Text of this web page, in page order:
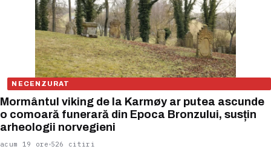
NECENZURAT
Mormântul viking de la Karmøy ar putea ascunde
o comoară funerară din Epoca Bronzului, susțin
arheologii norvegieni
acum 19 ore 526 citiri